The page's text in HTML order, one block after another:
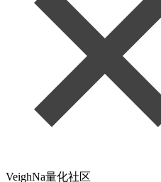
VeighNa量化社区